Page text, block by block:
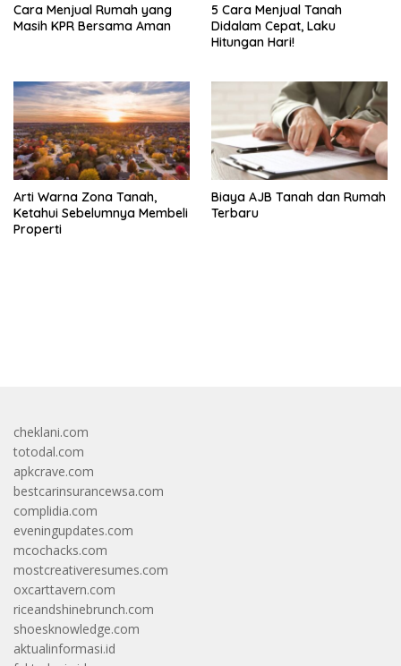
Cara Menjual Rumah yang
Masih KPR Bersama Aman
5 Cara Menjual Tanah
Didalam Cepat, Laku
Hitungan Hari!
Arti Warna Zona Tanah,
Ketahui Sebelumnya Membeli
Properti
Biaya AJB Tanah dan Rumah
Terbaru
cheklani.com
totodal.com
apkcrave.com
bestcarinsurancewsa.com
complidia.com
eveningupdates.com
mcochacks.com
mostcreativeresumes.com
oxcarttavern.com
riceandshinebrunch.com
shoesknowledge.com
aktualinformasi.id